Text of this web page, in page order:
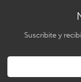
Suscribite y